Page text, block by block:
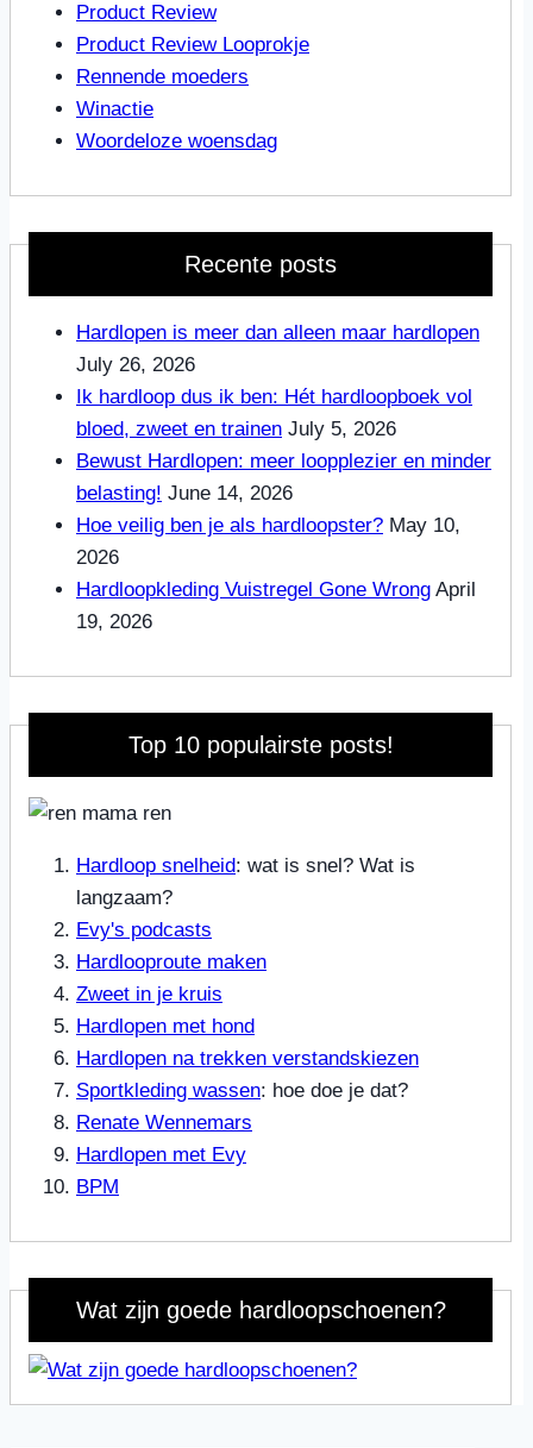
Product Review
Product Review Looprokje
Rennende moeders
Winactie
Woordeloze woensdag
Recente posts
Hardlopen is meer dan alleen maar hardlopen
July 26, 2026
Ik hardloop dus ik ben: Hét hardloopboek vol
bloed, zweet en trainen July 5, 2026
Bewust Hardlopen: meer loopplezier en minder
belasting! June 14, 2026
Hoe veilig ben je als hardloopster? May 10,
2026
Hardloopkleding Vuistregel Gone Wrong April
19, 2026
Top 10 populairste posts!
Hardloop snelheid: wat is snel? Wat is
langzaam?
Evy's podcasts
Hardlooproute maken
Zweet in je kruis
Hardlopen met hond
Hardlopen na trekken verstandskiezen
Sportkleding wassen: hoe doe je dat?
Renate Wennemars
Hardlopen met Evy
BPM
Wat zijn goede hardloopschoenen?